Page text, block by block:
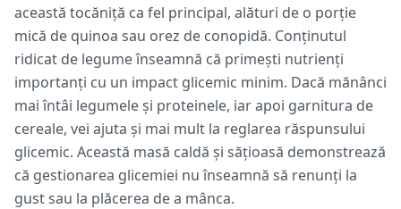
această tocăniță ca fel principal, alături de o porție
mică de quinoa sau orez de conopidă. Conținutul
ridicat de legume înseamnă că primești nutrienți
importanți cu un impact glicemic minim. Dacă mănânci
mai întâi legumele și proteinele, iar apoi garnitura de
cereale, vei ajuta și mai mult la reglarea răspunsului
glicemic. Această masă caldă și sățioasă demonstrează
că gestionarea glicemiei nu înseamnă să renunți la
gust sau la plăcerea de a mânca.